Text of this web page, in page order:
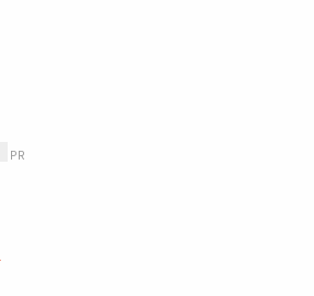
PR